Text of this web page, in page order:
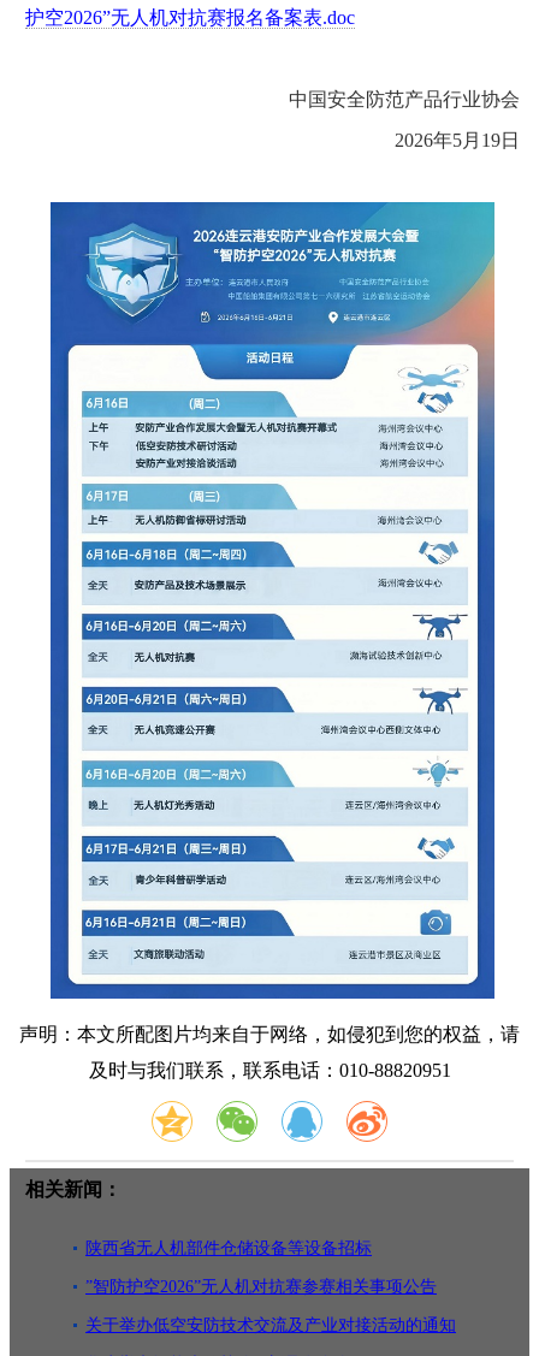
护空2026”无人机对抗赛报名备案表.doc
中国安全防范产品行业协会
2026年5月19日
声明：本文所配图片均来自于网络，如侵犯到您的权益，请
及时与我们联系，联系电话：010-88820951
相关新闻：
陕西省无人机部件仓储设备等设备招标
”智防护空2026”无人机对抗赛参赛相关事项公告
关于举办低空安防技术交流及产业对接活动的通知